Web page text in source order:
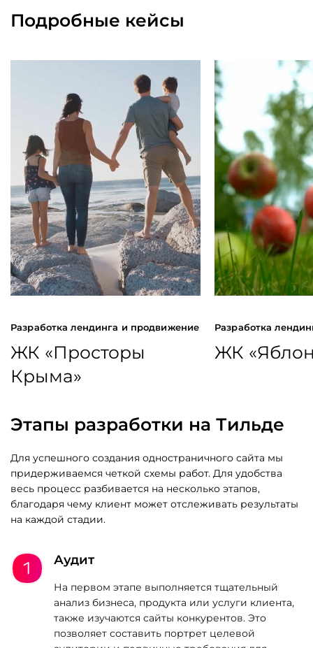
Подробные кейсы
Разработка лендинга и продвижение
ЖК «Просторы
Крыма»
Разработка
ЖК
Этапы разработки на Тильде
Для успешного создания одностраничного сайта мы
придерживаемся четкой схемы работ. Для удобства
весь процесс разбивается на несколько этапов,
благодаря чему клиент может отслеживать результаты
на каждой стадии.
Аудит
На первом этапе выполняется тщательный
анализ бизнеса, продукта или услуги клиента,
также изучаются сайты конкурентов. Это
позволяет составить портрет целевой